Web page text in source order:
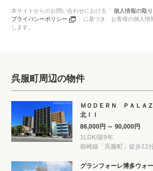
本サイトからのお問い合わせにおける「個人情報の取
プライバシーポリシー
」に基づき、 お客様の個人情
します。
呉服町周辺の物件
ＭＯＤＥＲＮ ＰＡＬＡ
北ＩＩ
86,000円 ～ 90,000円
1LDK/築9年
箱崎線「呉服町」徒歩12
グランフォーレ博多ウォ